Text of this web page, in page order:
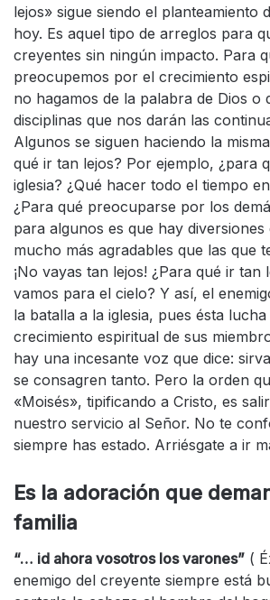
lejos» sigue siendo el planteamiento
hoy. Es aquel tipo de arreglos para
creyentes sin ningún impacto. Para
preocupemos por el crecimiento
no hagamos de la palabra de Dios o
disciplinas que nos darán las
Algunos se siguen haciendo la
qué ir tan lejos? Por ejemplo, ¿para
iglesia? ¿Qué hacer todo el tiempo
¿Para qué preocuparse por los
para algunos es que hay diversiones
mucho más agradables que las que
¡No vayas tan lejos! ¿Para qué ir tan
vamos para el cielo? Y así, el
la batalla a la iglesia, pues ésta
crecimiento espiritual de sus
hay una incesante voz que dice:
se consagren tanto. Pero la orden
«Moisés», tipificando a Cristo, es
nuestro servicio al Señor. No te
siempre has estado. Arriésgate a ir
Es la adoración que
familia
“… id ahora vosotros los varones” (
enemigo del creyente siempre está